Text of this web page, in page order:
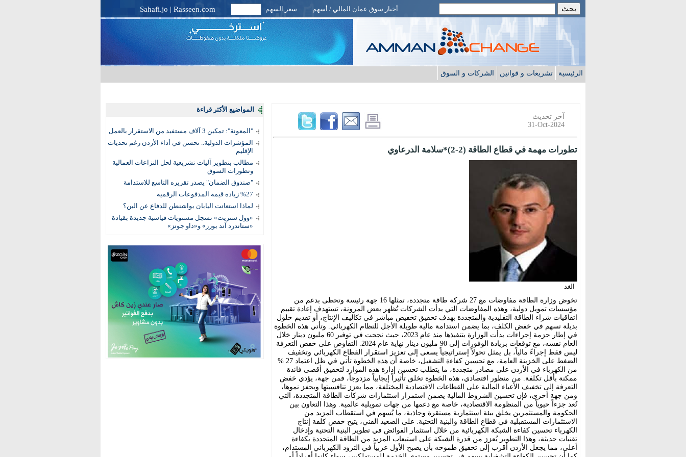
أخبار سوق عمان المالي / أسهم سعر السهم Sahafi.jo | Rasseen.com
الرئيسية تشريعات و قوانين الشركات و السوق
المواضيع الأكثر قراءة
"المعونة": تمكين 3 آلاف مستفيد من الاستقرار بالعمل
المؤشرات الدولية.. تحسن في أداء الأردن رغم تحديات
الإقليم
مطالب بتطوير آليات تشريعية لحل النزاعات العمالية
وتطورات السوق
"صندوق الضمان" يصدر تقريره التاسع للاستدامة
%27 زيادة قيمة المدفوعات الرقمية
لماذا استعانت اليابان بواشنطن للدفاع عن الين؟
«وول ستريت» تسجل مستويات قياسية جديدة بقيادة
«ستاندرد آند بورز» و«داو جونز»
آخر تحديث
31-Oct-2024
تطورات مهمة في قطاع الطاقة (2-2)*سلامة الدرعاوي
الغد
تخوض وزارة الطاقة مفاوضات مع 27 شركة طاقة متجددة، تمثلها 16 جهة رئيسة وتحظى بدعم من
مؤسسات تمويل دولية، وهذه المفاوضات التي بدأت الشركات تُظهر بعض المرونة، تستهدف إعادة تقييم
اتفاقيات شراء الطاقة التقليدية والمتجددة بهدف تحقيق تخفيض مباشر في تكاليف الإنتاج، أو تقديم حلول
بديلة تسهم في خفض الكلف، بما يضمن استدامة مالية طويلة الأجل للنظام الكهربائي. وتأتي هذه الخطوة
في إطار حزمة إجراءات بدأت الوزارة بتنفيذها منذ عام 2023، حيث نجحت في توفير 60 مليون دينار خلال
العام نفسه، مع توقعات بزيادة الوفورات إلى 90 مليون دينار نهاية عام 2024. التفاوض على خفض التعرفة
ليس فقط إجراءً مالياً، بل يمثل تحولاً إستراتيجياً يسعى إلى تعزيز استقرار القطاع الكهربائي وتخفيف
الضغط على الخزينة العامة، مع تحسين كفاءة التشغيل، خاصة أن هذه الخطوة تأتي في ظل اعتماد 27 %
من الكهرباء في الأردن على مصادر متجددة، ما يتطلب تحسين إدارة هذه الموارد لتحقيق أقصى فائدة
ممكنة بأقل تكلفة. من منظور اقتصادي، هذه الخطوة تخلق تأثيراً إيجابياً مزدوجاً، فمن جهة، يؤدي خفض
التعرفة إلى تخفيف الأعباء المالية على القطاعات الاقتصادية المختلفة، مما يعزز تنافسيتها ويحفز نموها،
ومن جهة أخرى، فإن تحسين الشروط المالية يضمن استمرار استثمارات شركات الطاقة المتجددة، التي
تُعد جزءاً حيوياً من المنظومة الاقتصادية، خاصة مع دعمها من جهات تمويلية عالمية. وهذا التعاون بين
الحكومة والمستثمرين يخلق بيئة استثمارية مستقرة وجاذبة، ما يُسهم في استقطاب المزيد من
الاستثمارات المستقبلية في قطاع الطاقة والبنية التحتية. على الصعيد الفني، يتيح خفض كلفة إنتاج
الكهرباء تحسين كفاءة الشبكة الكهربائية من خلال استثمار الفوائض في تطوير البنية التحتية وإدخال
تقنيات حديثة، وهذا التطوير يُعزز من قدرة الشبكة على استيعاب المزيد من الطاقة المتجددة بكفاءة
أعلى، مما يجعل الأردن أقرب إلى تحقيق طموحه بأن يصبح الأول عربياً في التزود الكهربائي المستدام،